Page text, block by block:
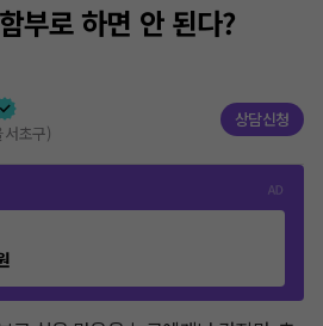
부로 하면 안 된다?
서초구)
상담신청